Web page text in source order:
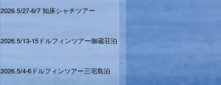
2026.5/27-6/7 知床シャチツアー
2026.5/13-15ドルフィンツアー御蔵荘泊
2026.5/4-6ドルフィンツアー三宅島泊